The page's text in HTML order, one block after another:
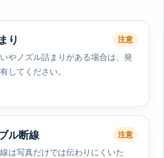
り 注意
やノズル詰まりがある場合は、発
してください。
ル断線 注意
は写真だけでは伝わりにくいた